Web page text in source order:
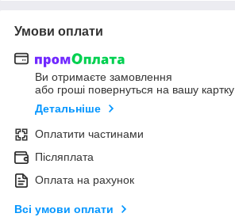
Умови оплати
Ви отримаєте замовлення
або гроші повернуться на вашу картку
Детальніше
Оплатити частинами
Післяплата
Оплата на рахунок
Всі умови оплати